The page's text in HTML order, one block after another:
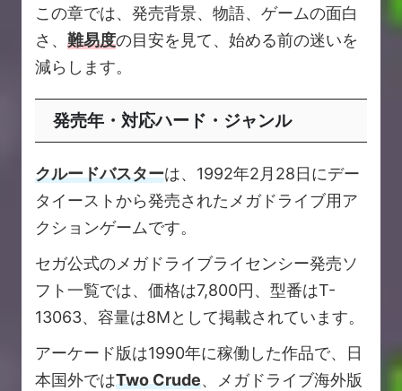
この章では、発売背景、物語、ゲームの面白
さ、 難易度の目安を見て、始める前の迷いを
減らします。
発売年・対応ハード・ジャンル
クルードバスターは、1992年2月28日にデー
タイーストから発売されたメガドライブ用ア
クションゲームです。
セガ公式のメガドライブライセンシー発売ソ
フト一覧では、価格は7,800円、型番はT-
13063、容量は8Mとして掲載されています。
アーケード版は1990年に稼働した作品で、日
本国外ではTwo Crude、メガドライブ海外版